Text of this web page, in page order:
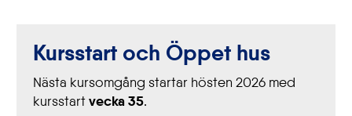
Kursstart och Öppet hus
Nästa kursomgång startar hösten 2026 med
kursstartvecka 35.